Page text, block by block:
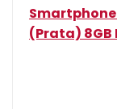
Smartphone
(Prata) 8GB